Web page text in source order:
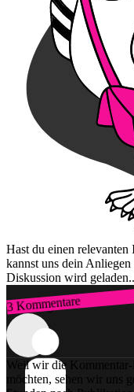
Hast du einen
kannst uns dein
Diskussion wird
3 Kommentare
Zum Login
Weil wir die Kommentar-
möchten, sehen wir uns